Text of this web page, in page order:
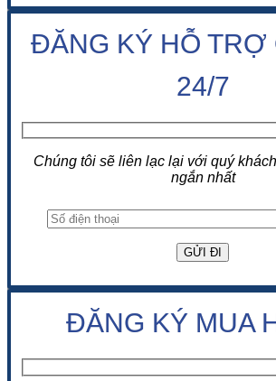
ĐĂNG KÝ HỖ TRỢ
24/7
Chúng tôi sẽ liên lạc lại với quý
ngắn nhất
ĐĂNG KÝ MUA